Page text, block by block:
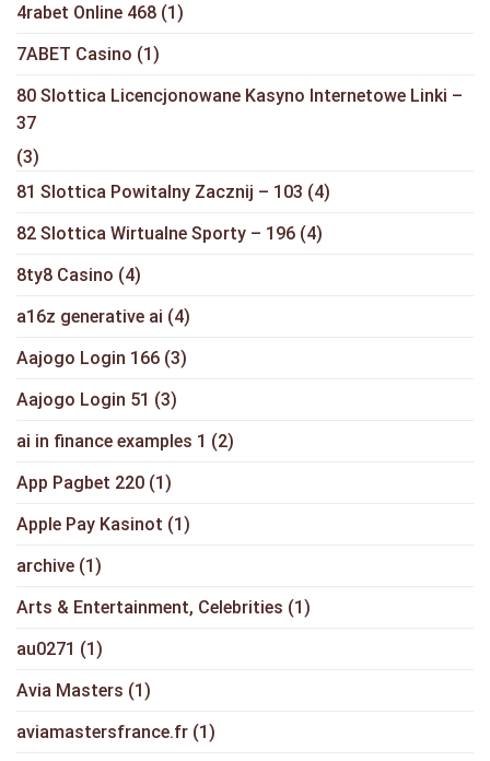
4rabet Online 468 (1)
7ABET Casino (1)
80 Slottica Licencjonowane Kasyno Internetowe Linki –
37
(3)
81 Slottica Powitalny Zacznij – 103 (4)
82 Slottica Wirtualne Sporty – 196 (4)
8ty8 Casino (4)
a16z generative ai (4)
Aajogo Login 166 (3)
Aajogo Login 51 (3)
ai in finance examples 1 (2)
App Pagbet 220 (1)
Apple Pay Kasinot (1)
archive (1)
Arts & Entertainment, Celebrities (1)
au0271 (1)
Avia Masters (1)
aviamastersfrance.fr (1)